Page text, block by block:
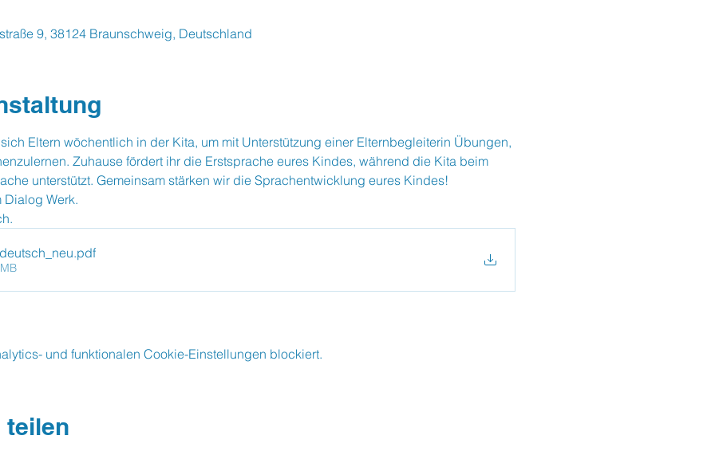
9, 38124 Braunschweig, Deutschland
Eltern wöchentlich in der Kita, um mit Unterstützung einer Elternbegleiterin Übungen,
Zuhause fördert ihr die Erstsprache eures Kindes, während die Kita beim
unterstützt. Gemeinsam stärken wir die Sprachentwicklung eures Kindes!
Dialog Werk.
.pdf
und funktionalen Cookie-Einstellungen blockiert.
teilen